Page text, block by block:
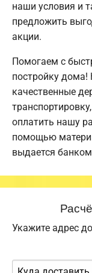
наши условия и
предложить
акции.
Помогаем с
постройку
качественные
оплатить нашу
помощью
выдается
Укажите адрес